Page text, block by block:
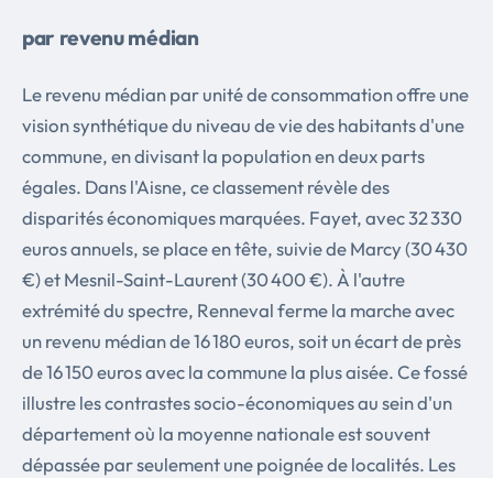
par revenu médian
Le revenu médian par unité de consommation offre une
vision synthétique du niveau de vie des habitants d'une
commune, en divisant la population en deux parts
égales. Dans l'Aisne, ce classement révèle des
disparités économiques marquées. Fayet, avec 32 330
euros annuels, se place en tête, suivie de Marcy (30 430
€) et Mesnil-Saint-Laurent (30 400 €). À l'autre
extrémité du spectre, Renneval ferme la marche avec
un revenu médian de 16 180 euros, soit un écart de près
de 16 150 euros avec la commune la plus aisée. Ce fossé
illustre les contrastes socio-économiques au sein d'un
département où la moyenne nationale est souvent
dépassée par seulement une poignée de localités. Les